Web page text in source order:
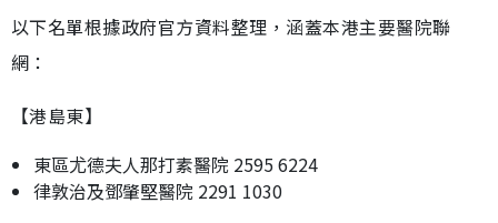
以下名單根據政府官方資料整理，涵蓋本港主要醫院聯
網：
【港島東】
東區尤德夫人那打素醫院 2595 6224
律敦治及鄧肇堅醫院 2291 1030